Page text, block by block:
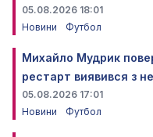
05.08.2026 18:01
Новини
Футбол
Михайло Мудрик
рестарт виявився з
05.08.2026 17:01
Новини
Футбол